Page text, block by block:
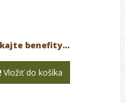
benefity...
Vložiť do košíka